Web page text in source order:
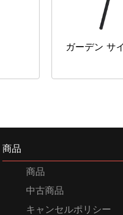
ガーデン サ
商品
商品
中古商品
キャンセルポリシー